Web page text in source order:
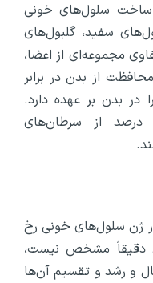
ساخت سلول‌های خونی
سفید، گلبول‌های
مجموعه‌ای از اعضا،
از بدن در برابر
بدن بر عهده دارد.
خون به‌طورکلی 10 درصد از سرطان‌های
ژن سلول‌های خونی رخ
دقیقاً مشخص نیست،
و رشد و تقسیم آن‌ها